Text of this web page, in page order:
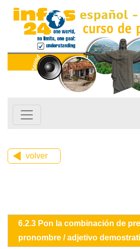
volver
6.2.3 Pon la combinación de
pronombre / adjetivo